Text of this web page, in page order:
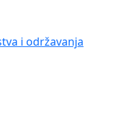
i održavanja